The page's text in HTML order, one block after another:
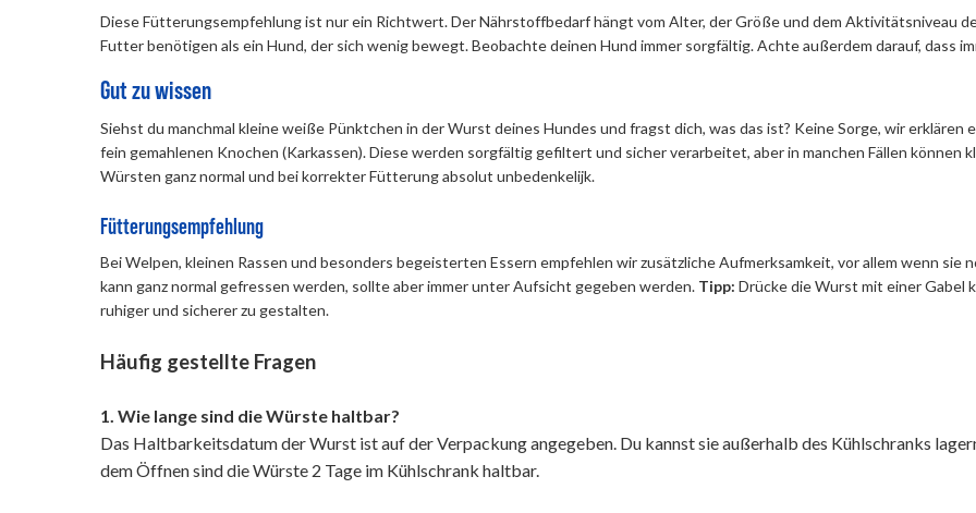
Diese Fütterungsempfehlung ist nur ein Richtwert. Der Nährstoffbedarf hängt vom Alter, der Größe und dem Aktivitätsniveau
Futter benötigen als ein Hund, der sich wenig bewegt. Beobachte deinen Hund immer sorgfältig. Achte außerdem darauf, dass
Gut zu wissen
Siehst du manchmal kleine weiße Pünktchen in der Wurst deines Hundes und fragst dich, was das ist? Keine Sorge, wir erklären
fein gemahlenen Knochen (Karkassen). Diese werden sorgfältig gefiltert und sicher verarbeitet, aber in manchen Fällen können
Würsten ganz normal und bei korrekter Fütterung absolut unbedenkelijk.
Fütterungsempfehlung
Bei Welpen, kleinen Rassen und besonders begeisterten Essern empfehlen wir zusätzliche Aufmerksamkeit, vor allem wenn sie
kann ganz normal gefressen werden, sollte aber immer unter Aufsicht gegeben werden. Tipp: Drücke die Wurst mit einer Gabel
ruhiger und sicherer zu gestalten.
Häufig gestellte Fragen
1. Wie lange sind die Würste haltbar?
Das Haltbarkeitsdatum der Wurst ist auf der Verpackung angegeben. Du kannst sie außerhalb des Kühlschranks
dem Öffnen sind die Würste 2 Tage im Kühlschrank haltbar.